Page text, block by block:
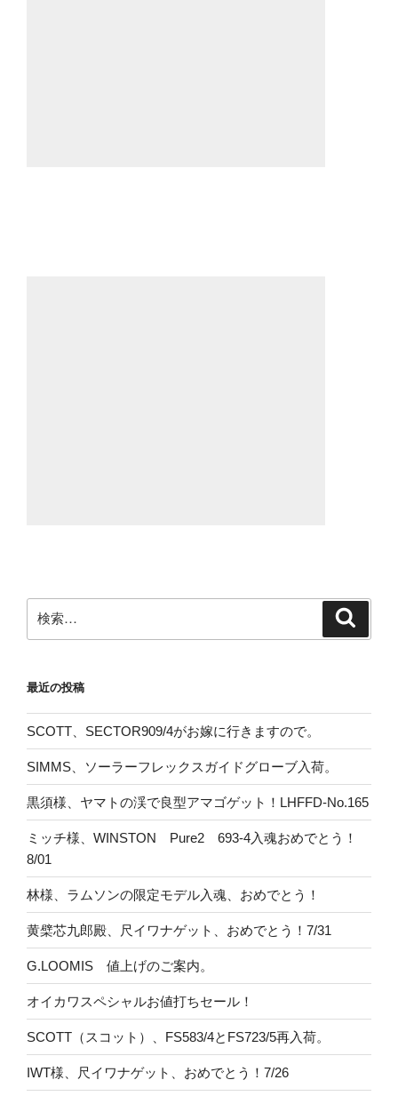
検
索:
最近の投稿
SCOTT、SECTOR909/4がお嫁に行きますので。
SIMMS、ソーラーフレックスガイドグローブ入荷。
黒須様、ヤマトの渓で良型アマゴゲット！LHFFD-No.165
ミッチ様、WINSTON Pure2 693-4入魂おめでとう！
8/01
林様、ラムソンの限定モデル入魂、おめでとう！
黄檗芯九郎殿、尺イワナゲット、おめでとう！7/31
G.LOOMIS 値上げのご案内。
オイカワスペシャルお値打ちセール！
SCOTT（スコット）、FS583/4とFS723/5再入荷。
IWT様、尺イワナゲット、おめでとう！7/26